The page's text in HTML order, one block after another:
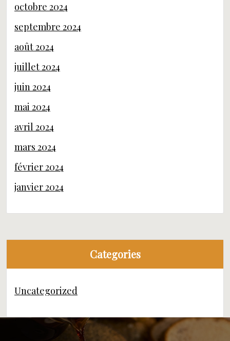
octobre 2024
septembre 2024
août 2024
juillet 2024
juin 2024
mai 2024
avril 2024
mars 2024
février 2024
janvier 2024
Categories
Uncategorized